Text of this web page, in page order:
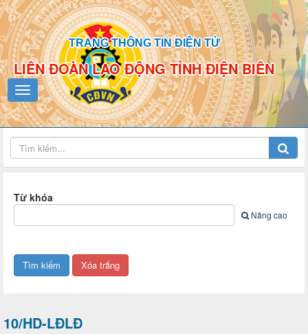
TRANG THÔNG TIN ĐIỆN TỬ
LIÊN ĐOÀN LAO ĐỘNG TỈNH ĐIỆN BIÊN
Từ khóa
Nâng cao
10/HD-LĐLĐ